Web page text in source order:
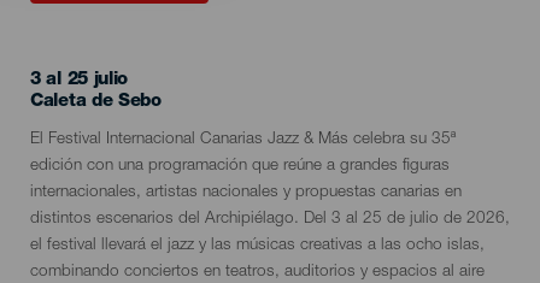
3 al 25 julio
Localidad
Caleta de Sebo
Descripción
del
evento
El Festival Internacional Canarias Jazz & Más celebra su 35ª
edición con una programación que reúne a grandes figuras
internacionales, artistas nacionales y propuestas canarias en
distintos escenarios del Archipiélago. Del 3 al 25 de julio de 2026,
el festival llevará el jazz y las músicas creativas a las ocho islas,
combinando conciertos en teatros, auditorios y espacios al aire